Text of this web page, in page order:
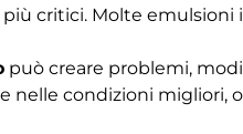
critici. Molte emulsioni
può creare problemi,
nelle condizioni migliori,